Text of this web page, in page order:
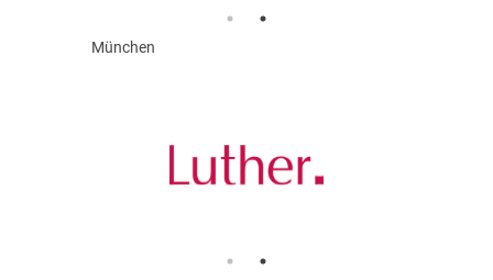
München